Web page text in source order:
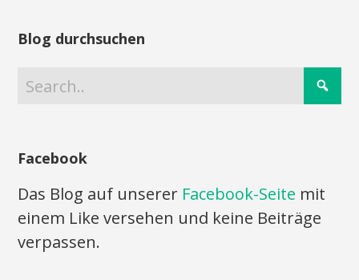
Blog durchsuchen
Facebook
Das Blog auf unserer Facebook-Seite mit
einem Like versehen und keine Beiträge
verpassen.